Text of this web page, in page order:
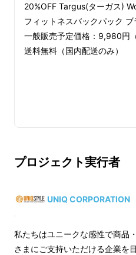
今や通勤や仕事でバッ
い、ハンズフリーで体
は、ビジネスとアクテ
両立を追求する健康志
20%OFF Targus(ターガス)
フィットネスバックパック ブ
一般販売予定価格：9,980円（
送料無料（国内配送のみ）
プロジェクト実行者
UNIQ CORPORATION
私たちはユニークな感性で商品
さまにご支持いただける企業を